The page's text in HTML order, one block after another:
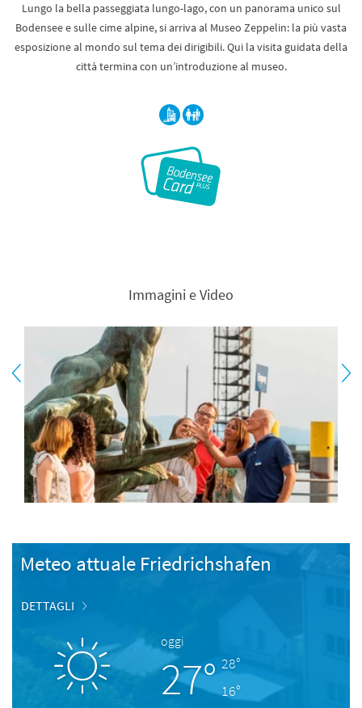
Lungo la bella passeggiata lungo-lago, con un panorama unico sul
Bodensee e sulle cime alpine, si arriva al Museo Zeppelin: la più vasta
esposizione al mondo sul tema dei dirigibili. Qui la visita guidata della
città termina con un’introduzione al museo.
Immagini e Video
Meteo attuale Friedrichshafen
DETTAGLI
oggi
27° 28°
16°